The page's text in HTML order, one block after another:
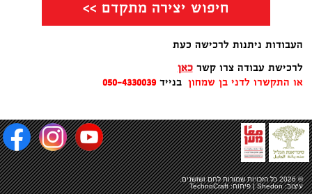
חיפוש יצירה מתקדם >>
העבודות ניתנות לרכישה כעת
לרכישת עבודה צרו קשרכאן
או התקשרו לדני בן שמחוןבנייד 050-4330039
© 2026 כל הזכויות שמורות לחם ושושנים.
עיצוב:Shedon| פיתוח:TechnoCraft